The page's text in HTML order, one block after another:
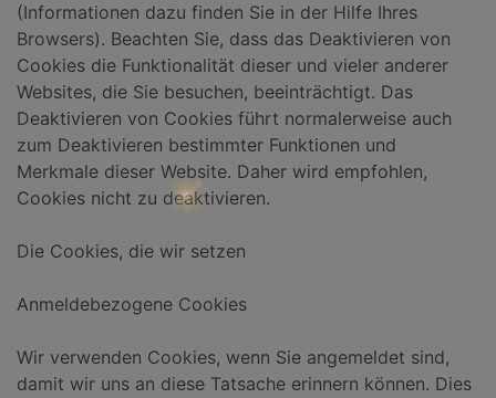
(Informationen dazu finden Sie in der Hilfe Ihres
Browsers). Beachten Sie, dass das Deaktivieren von
Cookies die Funktionalität dieser und vieler anderer
Websites, die Sie besuchen, beeinträchtigt. Das
Deaktivieren von Cookies führt normalerweise auch
zum Deaktivieren bestimmter Funktionen und
Merkmale dieser Website. Daher wird empfohlen,
Cookies nicht zu deaktivieren.
Die Cookies, die wir setzen
Anmeldebezogene Cookies
Wir verwenden Cookies, wenn Sie angemeldet sind,
damit wir uns an diese Tatsache erinnern können. Dies